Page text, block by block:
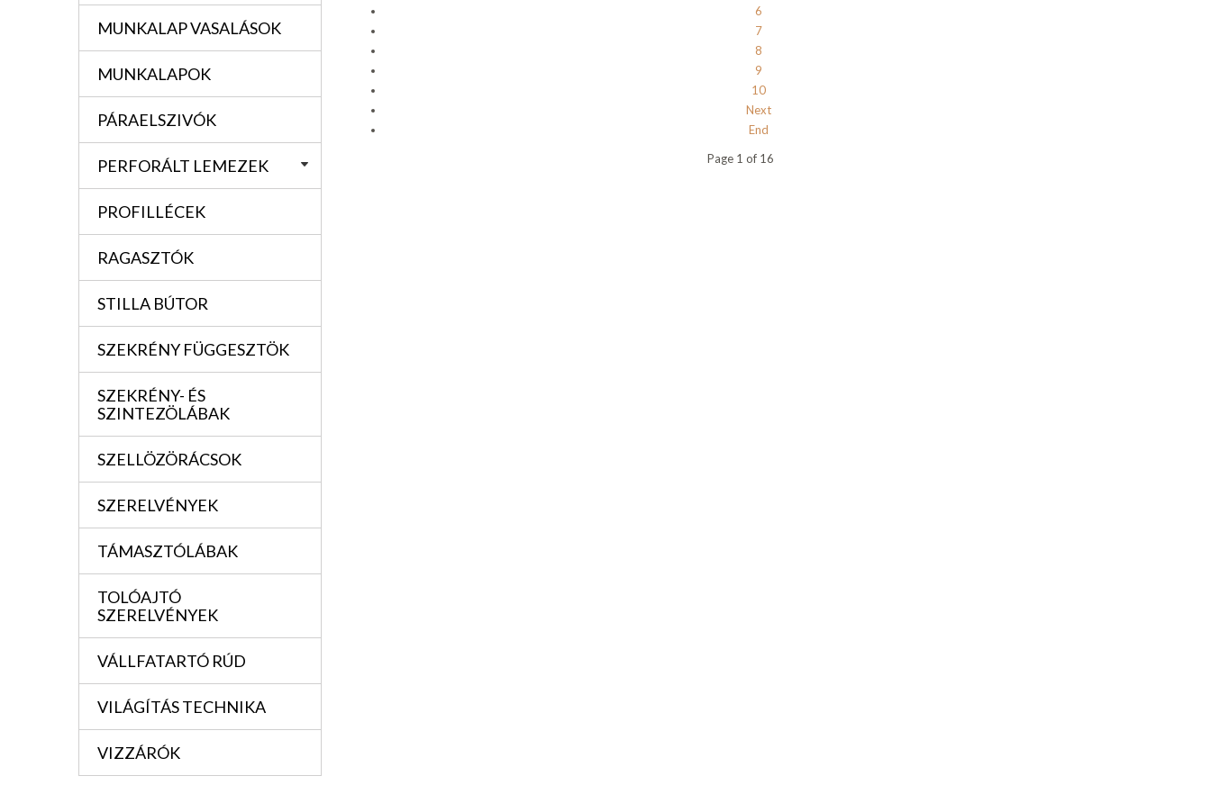
MUNKALAP VASALÁSOK
MUNKALAPOK
PÁRAELSZIVÓK
PERFORÁLT LEMEZEK
PROFILLÉCEK
RAGASZTÓK
STILLA BÚTOR
SZEKRÉNY FÜGGESZTÖK
SZEKRÉNY- ÉS
SZINTEZÖLÁBAK
SZELLÖZÖRÁCSOK
SZERELVÉNYEK
TÁMASZTÓLÁBAK
TOLÓAJTÓ
SZERELVÉNYEK
VÁLLFATARTÓ RÚD
VILÁGÍTÁS TECHNIKA
VIZZÁRÓK
6
7
8
9
10
Next
End
Page 1 of 16